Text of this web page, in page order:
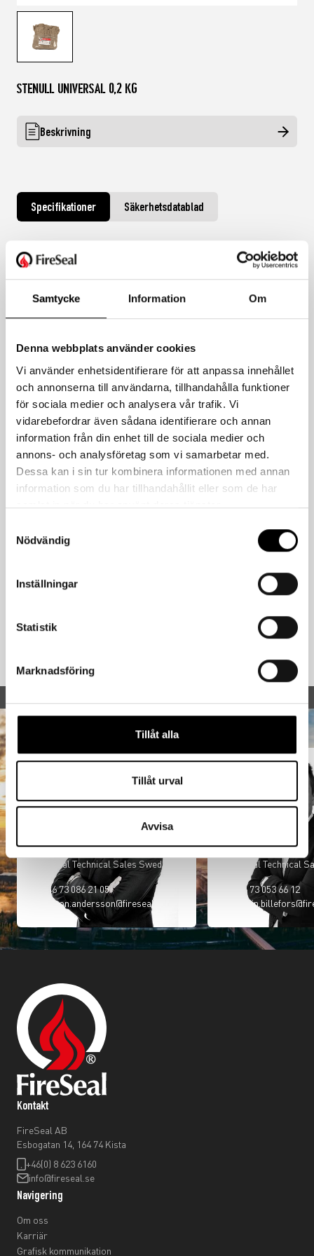
Samtycke Information Om
Denna webbplats använder cookies
Vi använder enhetsidentifierare för att anpassa innehållet
och annonserna till användarna, tillhandahålla funktioner
för sociala medier och analysera vår trafik. Vi
vidarebefordrar även sådana identifierare och annan
information från din enhet till de sociala medier och
annons- och analysföretag som vi samarbetar med.
Dessa kan i sin tur kombinera informationen med annan
information som du har tillhandahållit eller som de har
samlat in när du har använt deras tjänster.
Nödvändig
Inställningar
Statistik
Marknadsföring
Tillåt alla
Tillåt urval
Avvisa
Stenull Universal 0,2 kg
Beskrivning
Specifikationer Säkerhetsdatablad
Innehåll
Relaterade produkter
Reactive Paint
Välkommen att kontakta oss
Anton Andersson
Regional Technical Sales Sweden
+46 73 086 21 05
anton.andersson@fireseal.se
Robin Billefors
Regional Technical
+46 73 053 66 12
Kontakt
FireSeal AB
Esbogatan 14, 164 74 Kista
+46(0) 8 623 6160
info@fireseal.se
Navigering
Om oss
Karriär
Grafisk kommunikation